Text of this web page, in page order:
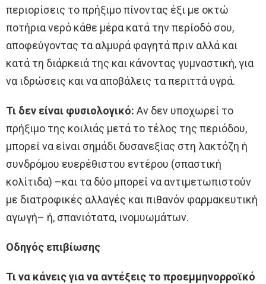
περιορίσεις το πρήξιμο πίνοντας έξι με οκτώ
ποτήρια νερό κάθε μέρα κατά την περίοδό σου,
αποφεύγοντας τα αλμυρά φαγητά πριν αλλά και
κατά τη διάρκειά της και κάνοντας γυμναστική, για
να ιδρώσεις και να αποβάλεις τα περιττά υγρά.
Τι δεν είναι φυσιολογικό: Αν δεν υποχωρεί το
πρήξιμο της κοιλιάς μετά το τέλος της περιόδου,
μπορεί να είναι σημάδι δυσανεξίας στη λακτόζη ή
συνδρόμου ευερέθιστου εντέρου (σπαστική
κολίτιδα) –και τα δύο μπορεί να αντιμετωπιστούν
με διατροφικές αλλαγές και πιθανόν φαρμακευτική
αγωγή– ή, σπανιότατα, ινομυωμάτων.
Oδηγός επιβίωσης
Τι να κάνεις για να αντέξεις το προεμμηνορροϊκό